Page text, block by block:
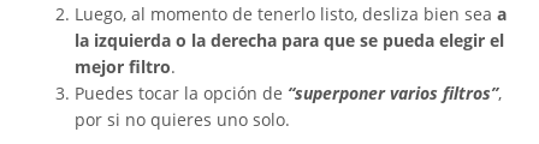
Luego, al momento de tenerlo listo, desliza bien sea a
la izquierda o la derecha para que se pueda elegir el
mejor filtro.
Puedes tocar la opción de “superponer varios filtros”,
por si no quieres uno solo.